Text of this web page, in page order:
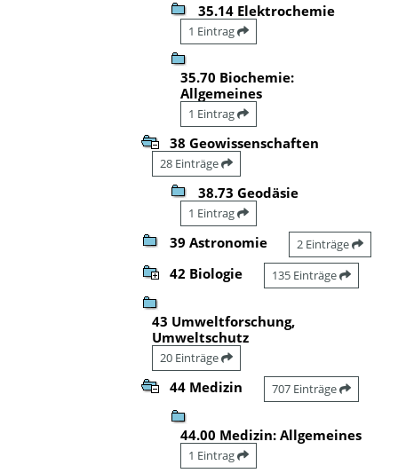
35.14 Elektrochemie
1 Eintrag
35.70 Biochemie:
Allgemeines
1 Eintrag
38 Geowissenschaften
28 Einträge
38.73 Geodäsie
1 Eintrag
39 Astronomie 2 Einträge
42 Biologie 135 Einträge
43 Umweltforschung,
Umweltschutz
20 Einträge
44 Medizin 707 Einträge
44.00 Medizin: Allgemeines
1 Eintrag